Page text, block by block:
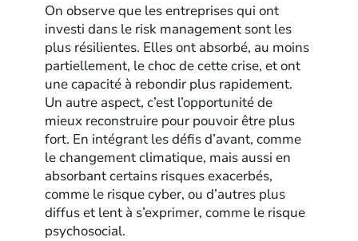
On observe que les entreprises qui ont
investi dans le risk management sont les
plus résilientes. Elles ont absorbé, au moins
partiellement, le choc de cette crise, et ont
une capacité à rebondir plus rapidement.
Un autre aspect, c’est l’opportunité de
mieux reconstruire pour pouvoir être plus
fort. En intégrant les défis d’avant, comme
le changement climatique, mais aussi en
absorbant certains risques exacerbés,
comme le risque cyber, ou d’autres plus
diffus et lent à s’exprimer, comme le risque
psychosocial.